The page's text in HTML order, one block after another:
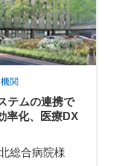
関
テムの連携で
率化、医療DX
総合病院様